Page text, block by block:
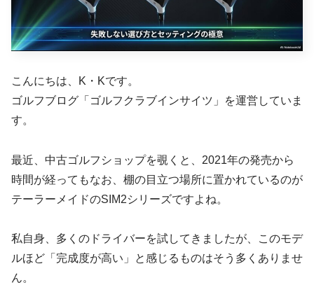
こんにちは、K・Kです。
ゴルフブログ「ゴルフクラブインサイツ」を運営していま
す。
最近、中古ゴルフショップを覗くと、2021年の発売から
時間が経ってもなお、棚の目立つ場所に置かれているのが
テーラーメイドのSIM2シリーズですよね。
私自身、多くのドライバーを試してきましたが、このモデ
ルほど「完成度が高い」と感じるものはそう多くありませ
ん。